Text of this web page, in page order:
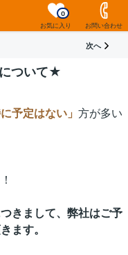
お気に入り
0
お問い合わせ
次へ
ついて★
に予定はない」 方が多い
きまして、弊社はご予
ます。